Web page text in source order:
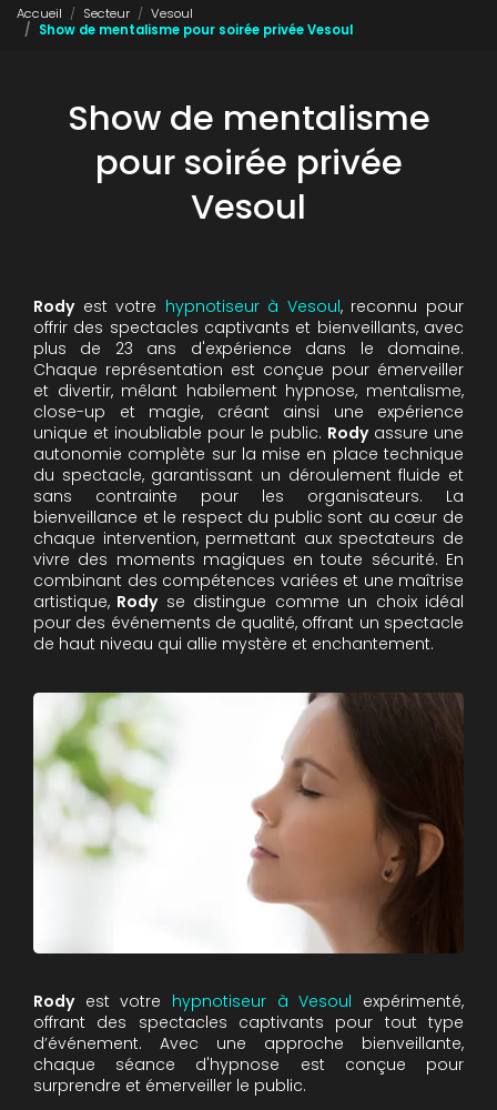
Accueil Secteur
Vesoul
Show de mentalisme pour soirée privée Vesoul
Show de mentalisme
pour soirée privée
Vesoul
Rodyest votre hypnotiseur à Vesoul, reconnu pour
offrir des spectacles captivants et bienveillants, avec
plus de 23 ans d'expérience dans le domaine.
Chaque représentation est conçue pour émerveiller
et divertir, mêlant habilement hypnose, mentalisme,
close-up et magie, créant ainsi une expérience
unique et inoubliable pour le public. Rodyassure une
autonomie complète sur la mise en place technique
du spectacle, garantissant un déroulement fluide et
sans contrainte pour les organisateurs. La
bienveillance et le respect du public sont au cœur de
chaque intervention, permettant aux spectateurs de
vivre des moments magiques en toute sécurité. En
combinant des compétences variées et une maîtrise
artistique, Rodyse distingue comme un choix idéal
pour des événements de qualité, offrant un spectacle
de haut niveau qui allie mystère et enchantement.
Rodyest votre hypnotiseur à Vesoul expérimenté,
offrant des spectacles captivants pour tout type
d’événement. Avec une approche bienveillante,
chaque séance d'hypnose est conçue pour
surprendre et émerveiller le public.